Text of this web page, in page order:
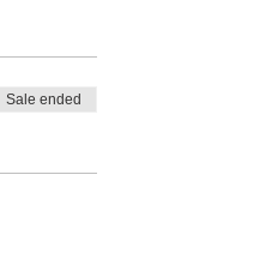
Sale ended